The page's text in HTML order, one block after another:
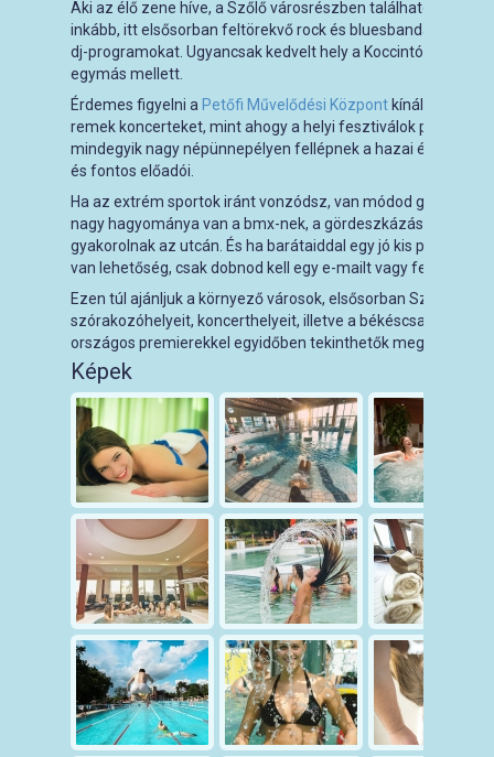
Aki az élő zene híve, a Szőlő városrészben található
inkább, itt elsősorban feltörekvő rock és bluesbandák
dj-programokat. Ugyancsak kedvelt hely a Koccintó, ahol
egymás mellett.
Érdemes figyelni a Petőfi Művelődési Központ kínálatát,
remek koncerteket, mint ahogy a helyi fesztiválok
mindegyik nagy népünnepélyen fellépnek a hazai és
és fontos előadói.
Ha az extrém sportok iránt vonzódsz, van módod
nagy hagyománya van a bmx-nek, a gördeszkázásnak –
gyakorolnak az utcán. És ha barátaiddal egy jó kis paintball-
van lehetőség, csak dobnod kell egy e-mailt vagy felhívni
Ezen túl ajánljuk a környező városok, elsősorban Szeged,
szórakozóhelyeit, koncerthelyeit, illetve a békéscsabai
országos premierekkel egyidőben tekinthetők meg a
Képek